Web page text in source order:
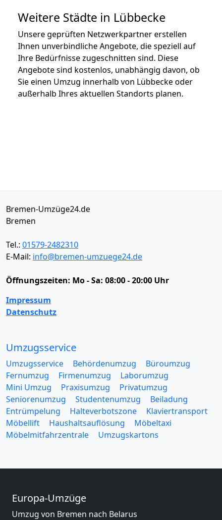
Weitere Städte in Lübbecke
Unsere geprüften Netzwerkpartner erstellen
Ihnen unverbindliche Angebote, die speziell auf
Ihre Bedürfnisse zugeschnitten sind. Diese
Angebote sind kostenlos, unabhängig davon, ob
Sie einen Umzug innerhalb von Lübbecke oder
außerhalb Ihres aktuellen Standorts planen.
Bremen-Umzüge24.de
Bremen
Tel.: 01579-2482310
E-Mail: info@bremen-umzuege24.de
Öffnungszeiten: Mo - Sa: 08:00 - 20:00 Uhr
Impressum
Datenschutz
Umzugsservice
Umzugsservice Behördenumzug
Büroumzug
Fernumzug
Firmenumzug
Laborumzug
Mini Umzug
Praxisumzug
Privatumzug
Seniorenumzug
Studentenumzug
Beiladung
Entrümpelung
Halteverbotszone
Klaviertransport
Möbellift
Haushaltsauflösung
Möbeltaxi
Möbelmitfahrzentrale
Umzugskartons
Europa-Umzüge
Umzug von Bremen nach Belarus